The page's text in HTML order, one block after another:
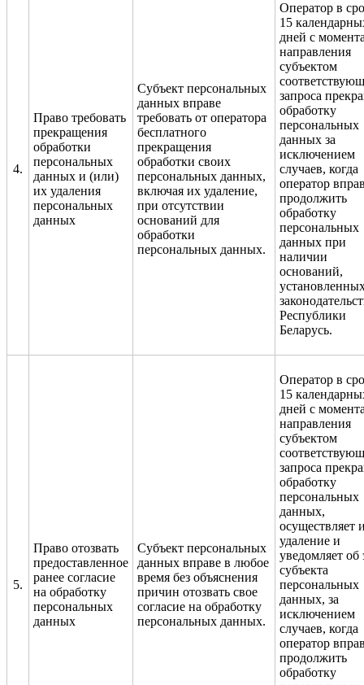
4.
Право требовать
прекращения
обработки
персональных
данных и (или)
их удаления
персональных
данных
Субъект персональных
данных вправе
требовать от оператора
бесплатного
прекращения
обработки своих
персональных данных,
включая их удаление,
при отсутствии
оснований для
обработки
персональных данных.
Оператор в
15
дней с
направления
субъектом
запроса
обработку
персональных
данных за
исключением
случаев, когда
оператор
продолжить
обработку
персональных
данных при
наличии
оснований,
Республики
Беларусь.
5.
Право отозвать
предоставленное
ранее согласие
на обработку
персональных
данных
Субъект персональных
данных вправе в любое
время без объяснения
причин отозвать свое
согласие на обработку
персональных данных.
Оператор в
15
дней с
направления
субъектом
запроса
обработку
персональных
данных,
осуществляет
удаление и
уведомляет об
субъекта
персональных
данных, за
исключением
случаев, когда
оператор
продолжить
обработку